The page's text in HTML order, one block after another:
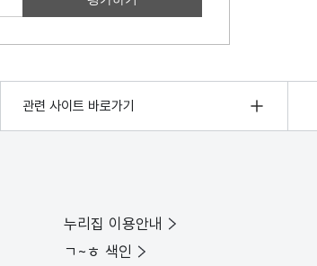
관련 사이트 바로가기
누리집 이용안내
ㄱ~ㅎ 색인